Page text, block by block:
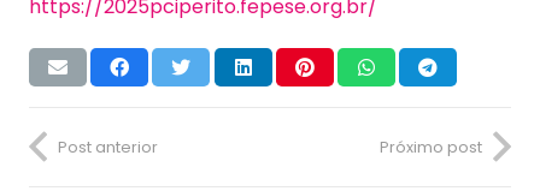
https://2025pciperito.fepese.org.br/
Post anterior Próximo post